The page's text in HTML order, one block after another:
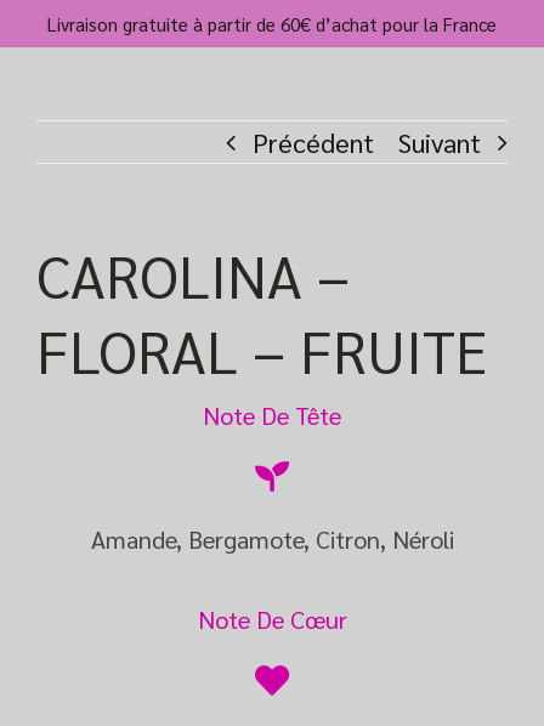
Passer
au
Livraison gratuite à partir de 60€ d’achat pour la France
Précédent Suivant
CAROLINA –
FLORAL – FRUITE
Note De Tête
Amande, Bergamote, Citron, Néroli
Note De Cœur